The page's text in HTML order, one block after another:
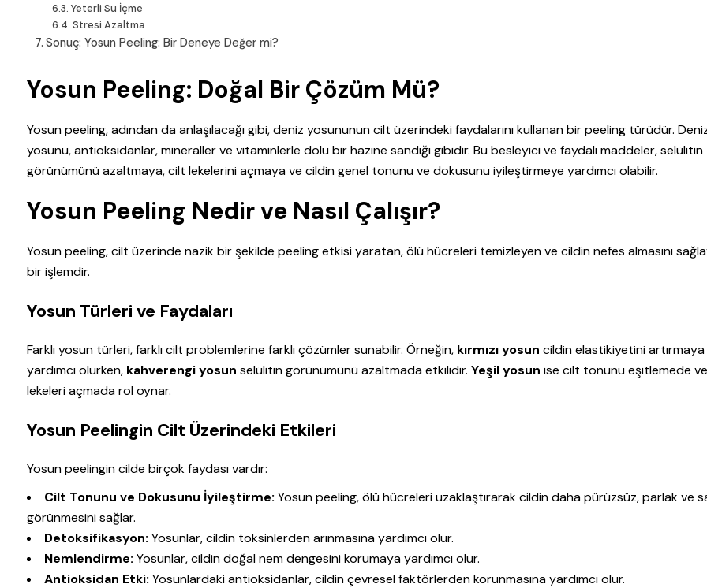
Yeterli Su İçme
Stresi Azaltma
Sonuç: Yosun Peeling: Bir Deneye Değer mi?
Yosun Peeling: Doğal Bir Çözüm Mü?
Yosun peeling, adından da anlaşılacağı gibi, deniz yosununun cilt üzerindeki faydalarını kullanan bir peeling türüdür.
yosunu, antioksidanlar, mineraller ve vitaminlerle dolu bir hazine sandığı gibidir. Bu besleyici ve faydalı maddeler, selülitin
görünümünü azaltmaya, cilt lekelerini açmaya ve cildin genel tonunu ve dokusunu iyileştirmeye yardımcı olabilir.
Yosun Peeling Nedir ve Nasıl Çalışır?
Yosun peeling, cilt üzerinde nazik bir şekilde peeling etkisi yaratan, ölü hücreleri temizleyen ve cildin nefes almasını
bir işlemdir.
Yosun Türleri ve Faydaları
Farklı yosun türleri, farklı cilt problemlerine farklı çözümler sunabilir. Örneğin, kırmızı yosun cildin elastikiyetini artırmaya
yardımcı olurken, kahverengi yosun selülitin görünümünü azaltmada etkilidir. Yeşil yosun ise cilt tonunu eşitlemede ve
lekeleri açmada rol oynar.
Yosun Peelingin Cilt Üzerindeki Etkileri
Yosun peelingin cilde birçok faydası vardır:
Cilt Tonunu ve Dokusunu İyileştirme: Yosun peeling, ölü hücreleri uzaklaştırarak cildin daha pürüzsüz, parlak ve
görünmesini sağlar.
Detoksifikasyon: Yosunlar, cildin toksinlerden arınmasına yardımcı olur.
Nemlendirme: Yosunlar, cildin doğal nem dengesini korumaya yardımcı olur.
Antioksidan Etki: Yosunlardaki antioksidanlar, cildin çevresel faktörlerden korunmasına yardımcı olur.